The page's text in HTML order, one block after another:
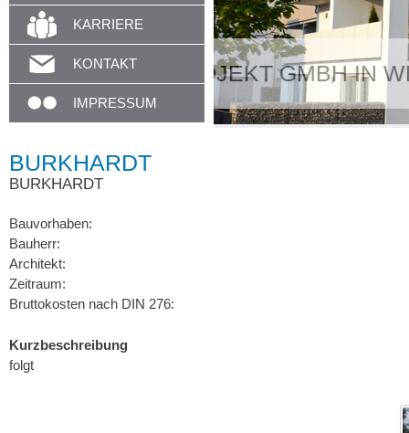
KARRIERE
KONTAKT
IMPRESSUM
Unser
BURKHARDT
BURKHARDT
Bauvorhaben:
Bauherr:
Architekt:
Zeitraum:
Bruttokosten nach DIN 276:
Kurzbeschreibung
folgt